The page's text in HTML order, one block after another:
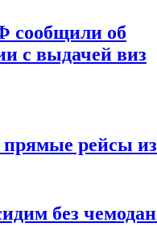
сообщили об
с выдачей виз
прямые рейсы
без